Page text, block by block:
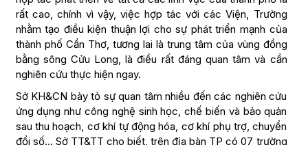
rất cao, chính vì vậy, việc hợp tác với các Viện, Trường
nhằm tạo điều kiện thuận lợi cho sự phát triển mạnh của
thành phố Cần Thơ, tương lai là trung tâm của vùng đồng
bằng sông Cửu Long, là điều rất đáng quan tâm và cần
nghiên cứu thực hiện ngay.
Sở KH&CN bày tỏ sự quan tâm nhiều đến các nghiên cứu
ứng dụng như công nghệ sinh học, chế biến và bảo quản
sau thu hoạch, cơ khí tự động hóa, cơ khí phụ trợ, chuyển
đổi số… Sở TT&TT cho biết, trên địa bàn TP có 07 trường